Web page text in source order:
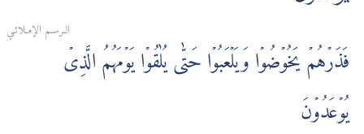
الـرسـم الإمـلائـي
فَذَرۡهُمۡ يَخُوۡضُوۡا وَيَلۡعَبُوۡا حَتّٰى يُلٰقُوۡا يَوۡمَهُمُ الَّذِىۡ
يُوۡعَدُوۡنَ